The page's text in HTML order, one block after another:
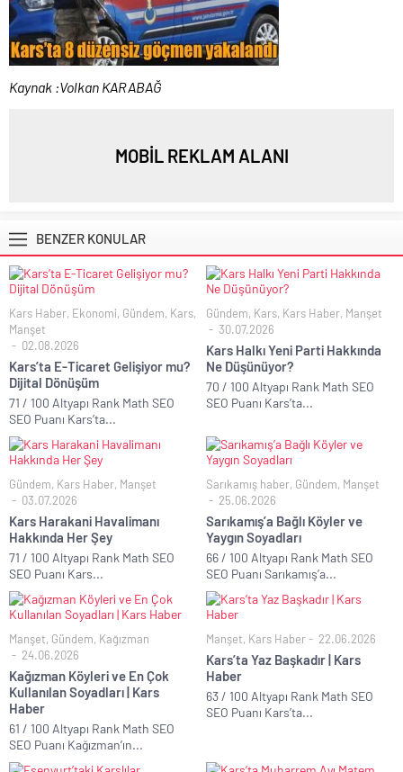
Kaynak :Volkan KARABAĞ
MOBİL REKLAM ALANI
BENZER KONULAR
Kars Haber, Ekonomi, Gündem, Kars,
Manşet
02.08.2026
Kars’ta E-Ticaret Gelişiyor mu?
Dijital Dönüşüm
71 / 100 Altyapı Rank Math SEO
SEO Puanı Kars’ta...
Gündem, Kars, Kars Haber, Manşet
30.07.2026
Kars Halkı Yeni Parti Hakkında
Ne Düşünüyor?
70 / 100 Altyapı Rank Math SEO
SEO Puanı Kars’ta...
Gündem, Kars Haber, Manşet
03.07.2026
Kars Harakani Havalimanı
Hakkında Her Şey
71 / 100 Altyapı Rank Math SEO
SEO Puanı Kars...
Sarıkamış haber, Gündem, Manşet
25.06.2026
Sarıkamış’a Bağlı Köyler ve
Yaygın Soyadları
66 / 100 Altyapı Rank Math SEO
SEO Puanı Sarıkamış’a...
Manşet, Gündem, Kağızman
24.06.2026
Kağızman Köyleri ve En Çok
Kullanılan Soyadları | Kars
Haber
61 / 100 Altyapı Rank Math SEO
SEO Puanı Kağızman’ın...
Manşet, Kars Haber 22.06.2026
Kars’ta Yaz Başkadır | Kars
Haber
63 / 100 Altyapı Rank Math SEO
SEO Puanı Kars’ta...